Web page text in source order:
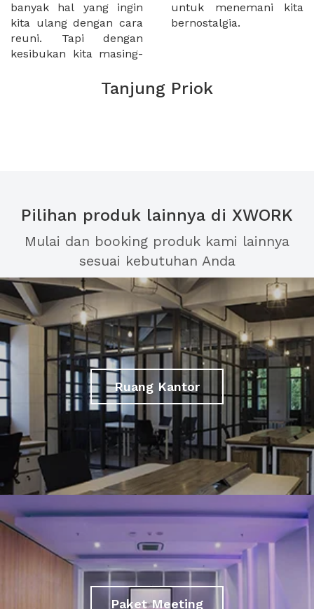
banyak hal yang ingin
kita ulang dengan cara
reuni. Tapi dengan
kesibukan kita masing-
untuk menemani kita
bernostalgia.
Tanjung Priok
Pilihan produk lainnya di XWORK
Mulai dan booking produk kami lainnya
sesuai kebutuhan Anda
Ruang Kantor
Paket Meeting